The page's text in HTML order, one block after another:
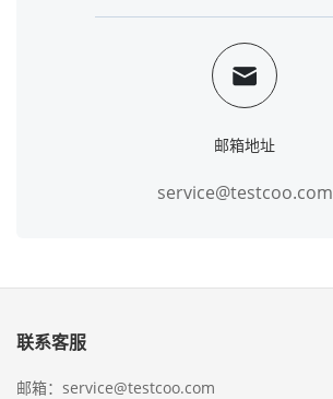
邮箱地址
service@testcoo.com
联系客服
邮箱：service@testcoo.com